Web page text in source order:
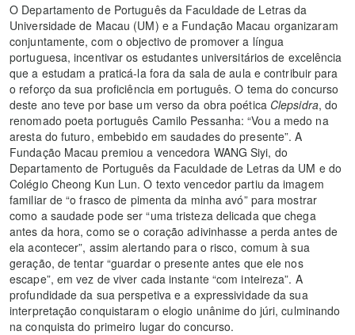
O Departamento de Português da Faculdade de Letras da
Universidade de Macau (UM) e a Fundação Macau organizaram
conjuntamente, com o objectivo de promover a língua
portuguesa, incentivar os estudantes universitários de excelência
que a estudam a praticá-la fora da sala de aula e contribuir para
o reforço da sua proficiência em português. O tema do concurso
deste ano teve por base um verso da obra poética Clepsidra, do
renomado poeta português Camilo Pessanha: “Vou a medo na
aresta do futuro, embebido em saudades do presente”. A
Fundação Macau premiou a vencedora WANG Siyi, do
Departamento de Português da Faculdade de Letras da UM e do
Colégio Cheong Kun Lun. O texto vencedor partiu da imagem
familiar de “o frasco de pimenta da minha avó” para mostrar
como a saudade pode ser “uma tristeza delicada que chega
antes da hora, como se o coração adivinhasse a perda antes de
ela acontecer”, assim alertando para o risco, comum à sua
geração, de tentar “guardar o presente antes que ele nos
escape”, em vez de viver cada instante “com inteireza”. A
profundidade da sua perspetiva e a expressividade da sua
interpretação conquistaram o elogio unânime do júri, culminando
na conquista do primeiro lugar do concurso.